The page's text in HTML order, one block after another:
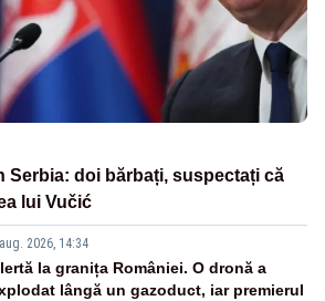
Serbia: doi bărbați, suspectați că
lui Vučić
2026, 14:34
la granița României. O dronă a
lângă un gazoduct, iar premierul